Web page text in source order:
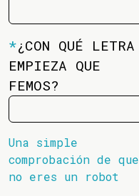
*¿CON QUÉ LETRA
EMPIEZA QUE
FEMOS?
Una simple
comprobación de que
no eres un robot